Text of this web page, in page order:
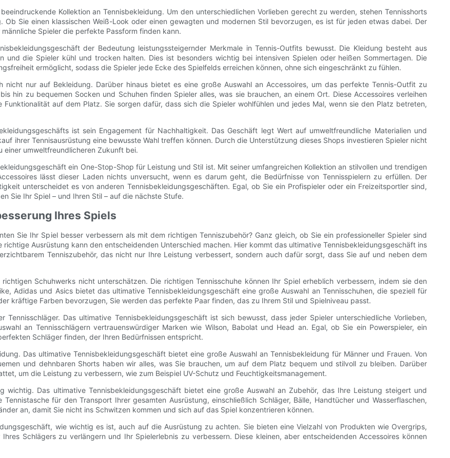
Kollektion an Tennisbekleidung. Um den unterschiedlichen Vorlieben gerecht zu werden, stehen Tennisshorts
Sie einen klassischen Weiß-Look oder einen gewagten und modernen Stil bevorzugen, es ist für jeden etwas dabei. Der
Spieler die perfekte Passform finden kann.
der Bedeutung leistungssteigernder Merkmale in Tennis-Outfits bewusst. Die Kleidung besteht aus
und die Spieler kühl und trocken halten. Dies ist besonders wichtig bei intensiven Spielen oder heißen Sommertagen. Die
ermöglicht, sodass die Spieler jede Ecke des Spielfelds erreichen können, ohne sich eingeschränkt zu fühlen.
nicht nur auf Bekleidung. Darüber hinaus bietet es eine große Auswahl an Accessoires, um das perfekte Tennis-Outfit zu
hin zu bequemen Socken und Schuhen finden Spieler alles, was sie brauchen, an einem Ort. Diese Accessoires verleihen
auf dem Platz. Sie sorgen dafür, dass sich die Spieler wohlfühlen und jedes Mal, wenn sie den Platz betreten,
ist sein Engagement für Nachhaltigkeit. Das Geschäft legt Wert auf umweltfreundliche Materialien und
ihrer Tennisausrüstung eine bewusste Wahl treffen können. Durch die Unterstützung dieses Shops investieren Spieler nicht
einer umweltfreundlicheren Zukunft bei.
ein One-Stop-Shop für Leistung und Stil ist. Mit seiner umfangreichen Kollektion an stilvollen und trendigen
lässt dieser Laden nichts unversucht, wenn es darum geht, die Bedürfnisse von Tennisspielern zu erfüllen. Der
unterscheidet es von anderen Tennisbekleidungsgeschäften. Egal, ob Sie ein Profispieler oder ein Freizeitsportler sind,
Sie Ihr Spiel – und Ihren Stil – auf die nächste Stufe.
Ihres Spiels
Sie Ihr Spiel besser verbessern als mit dem richtigen Tenniszubehör? Ganz gleich, ob Sie ein professioneller Spieler sind
Ausrüstung kann den entscheidenden Unterschied machen. Hier kommt das ultimative Tennisbekleidungsgeschäft ins
Tenniszubehör, das nicht nur Ihre Leistung verbessert, sondern auch dafür sorgt, dass Sie auf und neben dem
Schuhwerks nicht unterschätzen. Die richtigen Tennisschuhe können Ihr Spiel erheblich verbessern, indem sie den
Adidas und Asics bietet das ultimative Tennisbekleidungsgeschäft eine große Auswahl an Tennisschuhen, die speziell für
kräftige Farben bevorzugen, Sie werden das perfekte Paar finden, das zu Ihrem Stil und Spielniveau passt.
Tennisschläger. Das ultimative Tennisbekleidungsgeschäft ist sich bewusst, dass jeder Spieler unterschiedliche Vorlieben,
an Tennisschlägern vertrauenswürdiger Marken wie Wilson, Babolat und Head an. Egal, ob Sie ein Powerspieler, ein
Schläger finden, der Ihren Bedürfnissen entspricht.
Das ultimative Tennisbekleidungsgeschäft bietet eine große Auswahl an Tennisbekleidung für Männer und Frauen. Von
und dehnbaren Shorts haben wir alles, was Sie brauchen, um auf dem Platz bequem und stilvoll zu bleiben. Darüber
um die Leistung zu verbessern, wie zum Beispiel UV-Schutz und Feuchtigkeitsmanagement.
Das ultimative Tennisbekleidungsgeschäft bietet eine große Auswahl an Zubehör, das Ihre Leistung steigert und
für den Transport Ihrer gesamten Ausrüstung, einschließlich Schläger, Bälle, Handtücher und Wasserflaschen,
an, damit Sie nicht ins Schwitzen kommen und sich auf das Spiel konzentrieren können.
wie wichtig es ist, auch auf die Ausrüstung zu achten. Sie bieten eine Vielzahl von Produkten wie Overgrips,
Schlägers zu verlängern und Ihr Spielerlebnis zu verbessern. Diese kleinen, aber entscheidenden Accessoires können